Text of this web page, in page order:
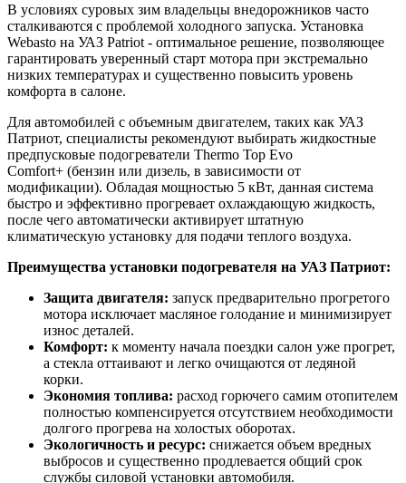
В условиях суровых зим владельцы внедорожников часто
сталкиваются с проблемой холодного запуска. Установка
Webasto на УАЗ Patriot - оптимальное решение, позволяющее
гарантировать уверенный старт мотора при экстремально
низких температурах и существенно повысить уровень
комфорта в салоне.
Для автомобилей с объемным двигателем, таких как УАЗ
Патриот, специалисты рекомендуют выбирать жидкостные
предпусковые подогреватели Thermo Top Evo
Comfort+ (бензин или дизель, в зависимости от
модификации). Обладая мощностью 5 кВт, данная система
быстро и эффективно прогревает охлаждающую жидкость,
после чего автоматически активирует штатную
климатическую установку для подачи теплого воздуха.
Преимущества установки подогревателя на УАЗ Патриот:
Защита двигателя: запуск предварительно прогретого
мотора исключает масляное голодание и минимизирует
износ деталей.
Комфорт: к моменту начала поездки салон уже прогрет,
а стекла оттаивают и легко очищаются от ледяной
корки.
Экономия топлива: расход горючего самим отопителем
полностью компенсируется отсутствием необходимости
долгого прогрева на холостых оборотах.
Экологичность и ресурс: снижается объем вредных
выбросов и существенно продлевается общий срок
службы силовой установки автомобиля.